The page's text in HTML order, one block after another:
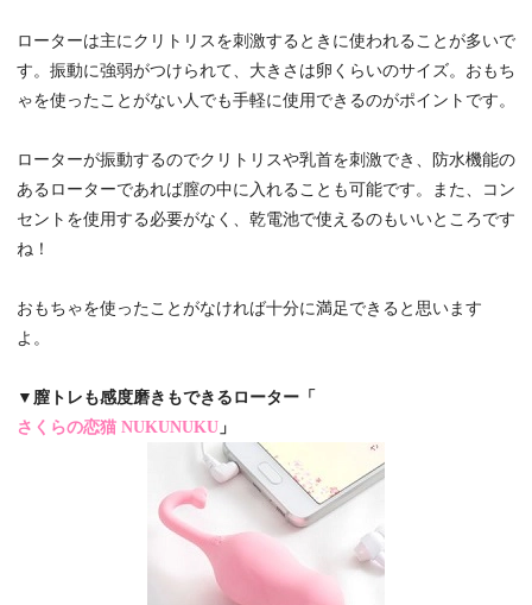
ローターは主にクリトリスを刺激するときに使われることが多いで
す。振動に強弱がつけられて、大きさは卵くらいのサイズ。おもち
ゃを使ったことがない人でも手軽に使用できるのがポイントです。
ローターが振動するのでクリトリスや乳首を刺激でき、防水機能の
あるローターであれば膣の中に入れることも可能です。また、コン
セントを使用する必要がなく、乾電池で使えるのもいいところです
ね！
おもちゃを使ったことがなければ十分に満足できると思います
よ。
▼膣トレも感度磨きもできるローター「
さくらの恋猫 NUKUNUKU 」